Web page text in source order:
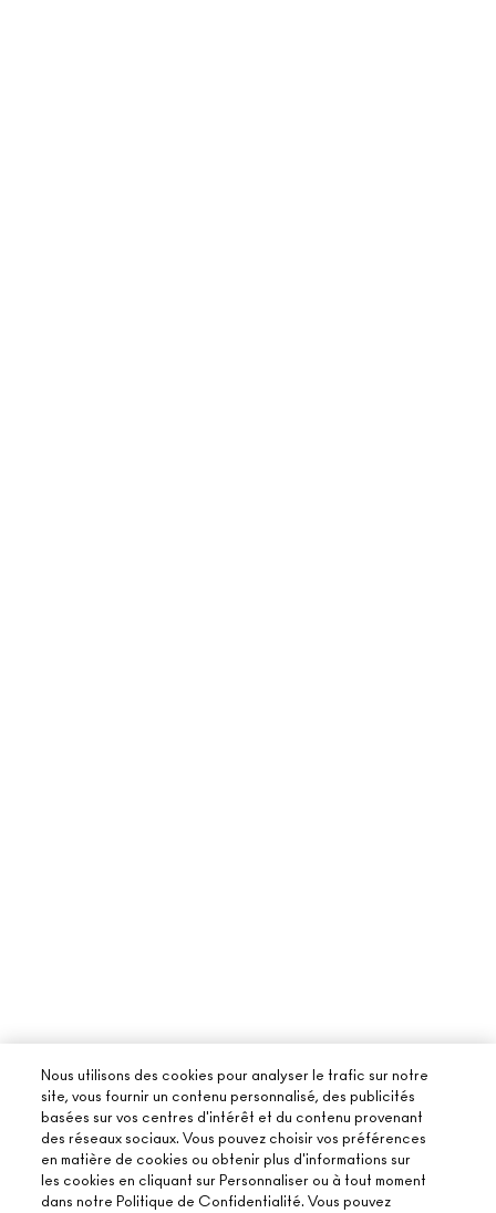
Nous utilisons des cookies pour analyser le trafic sur notre
site, vous fournir un contenu personnalisé, des publicités
basées sur vos centres d'intérêt et du contenu provenant
des réseaux sociaux. Vous pouvez choisir vos préférences
en matière de cookies ou obtenir plus d'informations sur
les cookies en cliquant sur Personnaliser ou à tout moment
dans notre Politique de Confidentialité. Vous pouvez